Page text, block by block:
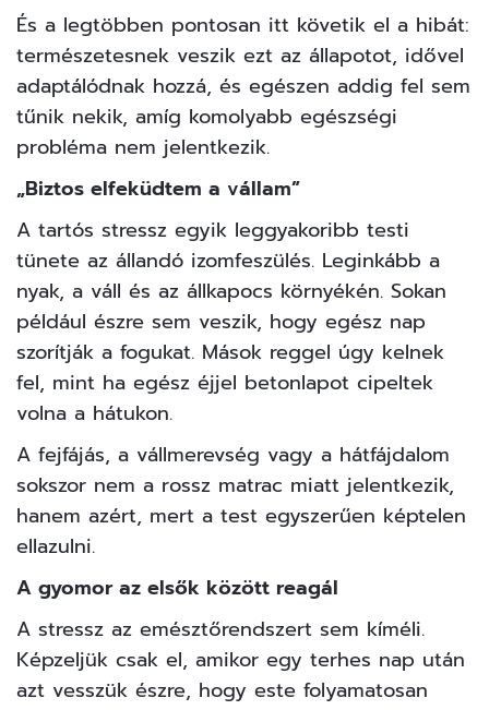
És a legtöbben pontosan itt követik el a hibát:
természetesnek veszik ezt az állapotot, idővel
adaptálódnak hozzá, és egészen addig fel sem
tűnik nekik, amíg komolyabb egészségi
probléma nem jelentkezik.
„Biztos elfeküdtem a vállam”
A tartós stressz egyik leggyakoribb testi
tünete az állandó izomfeszülés. Leginkább a
nyak, a váll és az állkapocs környékén. Sokan
például észre sem veszik, hogy egész nap
szorítják a fogukat. Mások reggel úgy kelnek
fel, mint ha egész éjjel betonlapot cipeltek
volna a hátukon.
A fejfájás, a vállmerevség vagy a hátfájdalom
sokszor nem a rossz matrac miatt jelentkezik,
hanem azért, mert a test egyszerűen képtelen
ellazulni.
A gyomor az elsők között reagál
A stressz az emésztőrendszert sem kíméli.
Képzeljük csak el, amikor egy terhes nap után
azt vesszük észre, hogy este folyamatosan